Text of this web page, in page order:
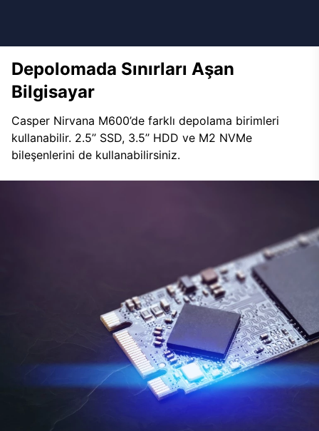
Depolomada Sınırları Aşan
Bilgisayar
Casper Nirvana M600’de farklı depolama birimleri
kullanabilir. 2.5’’ SSD, 3.5’’ HDD ve M2 NVMe
bileşenlerini de kullanabilirsiniz.